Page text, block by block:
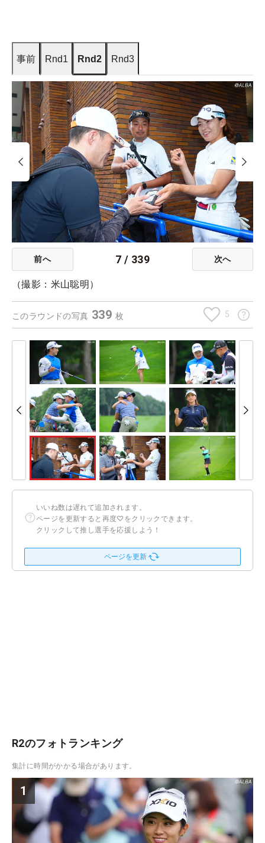
事前 Rnd1 Rnd2 Rnd3
前へ 7 / 339 次へ
（撮影：米山聡明）
このラウンドの写真 339 枚 5
いいね数は遅れて追加されます。
ページを更新すると再度♡をクリックできます。
クリックして推し選手を応援しよう！
ページを更新
R2のフォトランキング
集計に時間がかかる場合があります。
1